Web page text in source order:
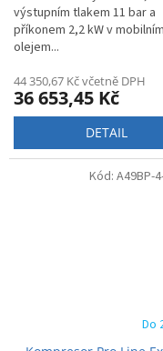
výstupním tlakem 11 bar a
příkonem 2,2 kW v mobilním
olejem...
44 350,67 Kč včetně DPH
36 653,45 Kč
DETAIL
Do
Kód: A49BP-